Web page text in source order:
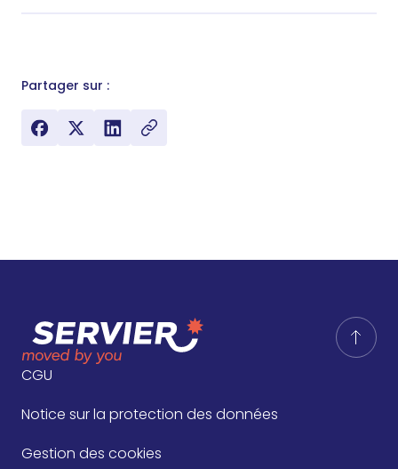
Partager sur :
CGU
Notice sur la protection des données
Gestion des cookies